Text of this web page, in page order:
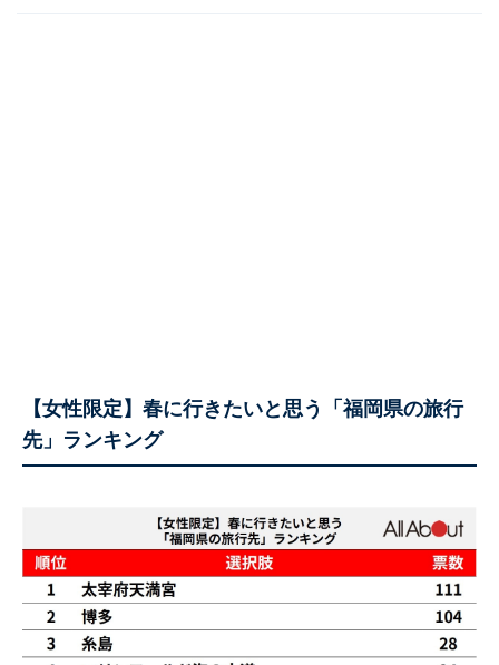
【女性限定】春に行きたいと思う「福岡県の旅行
先」ランキング